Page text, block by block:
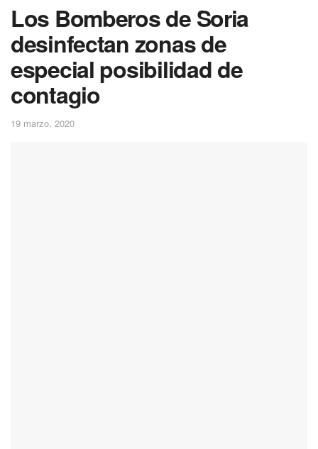
Los Bomberos de Soria
desinfectan zonas de
especial posibilidad de
contagio
19 marzo, 2020